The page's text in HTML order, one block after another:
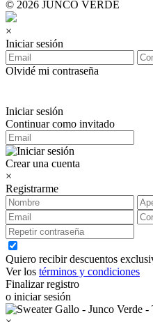
© 2026 JUNCO VERDE
×
Iniciar sesión
Olvidé mi contraseña
Iniciar sesión
Continuar como invitado
Crear una cuenta
×
Registrarme
Quiero recibir descuentos
Ver los términos y condiciones
Finalizar registro
o iniciar sesión